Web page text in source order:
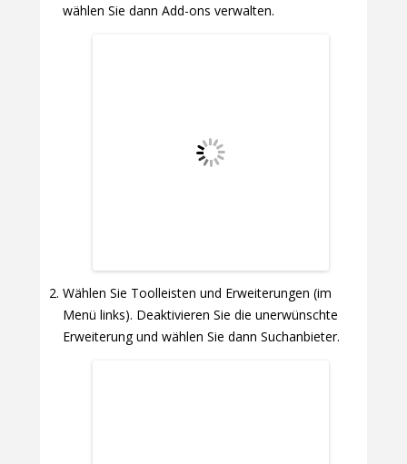
wählen Sie dann Add-ons verwalten.
Wählen Sie Toolleisten und Erweiterungen (im
Menü links). Deaktivieren Sie die unerwünschte
Erweiterung und wählen Sie dann Suchanbieter.